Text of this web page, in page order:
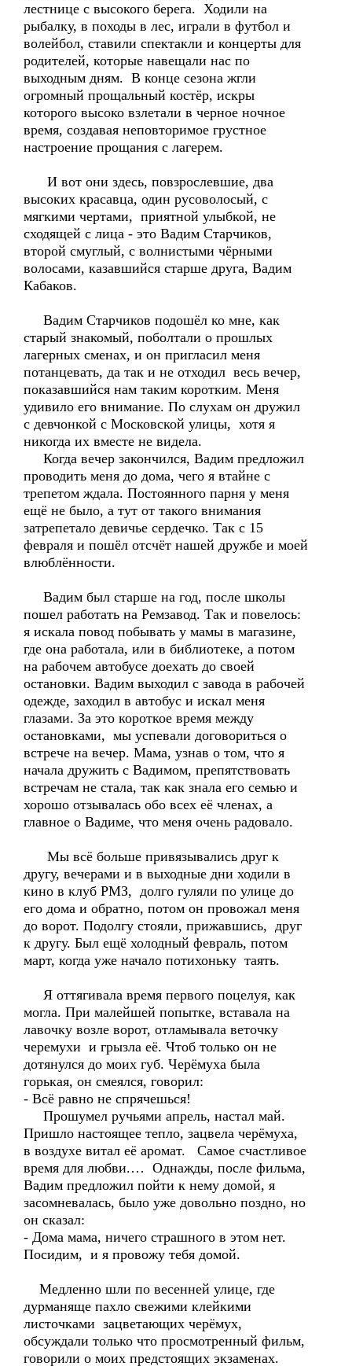
лестнице с высокого берега. Ходили на
рыбалку, в походы в лес, играли в футбол и
волейбол, ставили спектакли и концерты для
родителей, которые навещали нас по
выходным дням. В конце сезона жгли
огромный прощальный костёр, искры
которого высоко взлетали в черное ночное
время, создавая неповторимое грустное
настроение прощания с лагерем.
И вот они здесь, повзрослевшие, два
высоких красавца, один русоволосый, с
мягкими чертами, приятной улыбкой, не
сходящей с лица - это Вадим Старчиков,
второй смуглый, с волнистыми чёрными
волосами, казавшийся старше друга, Вадим
Кабаков.
Вадим Старчиков подошёл ко мне, как
старый знакомый, поболтали о прошлых
лагерных сменах, и он пригласил меня
потанцевать, да так и не отходил весь вечер,
показавшийся нам таким коротким. Меня
удивило его внимание. По слухам он дружил
с девчонкой с Московской улицы, хотя я
никогда их вместе не видела.
Когда вечер закончился, Вадим предложил
проводить меня до дома, чего я втайне с
трепетом ждала. Постоянного парня у меня
ещё не было, а тут от такого внимания
затрепетало девичье сердечко. Так с 15
февраля и пошёл отсчёт нашей дружбе и моей
влюблённости.
Вадим был старше на год, после школы
пошел работать на Ремзавод. Так и повелось:
я искала повод побывать у мамы в магазине,
где она работала, или в библиотеке, а потом
на рабочем автобусе доехать до своей
остановки. Вадим выходил с завода в рабочей
одежде, заходил в автобус и искал меня
глазами. За это короткое время между
остановками, мы успевали договориться о
встрече на вечер. Мама, узнав о том, что я
начала дружить с Вадимом, препятствовать
встречам не стала, так как знала его семью и
хорошо отзывалась обо всех её членах, а
главное о Вадиме, что меня очень радовало.
Мы всё больше привязывались друг к
другу, вечерами и в выходные дни ходили в
кино в клуб РМЗ, долго гуляли по улице до
его дома и обратно, потом он провожал меня
до ворот. Подолгу стояли, прижавшись, друг
к другу. Был ещё холодный февраль, потом
март, когда уже начало потихоньку таять.
Я оттягивала время первого поцелуя, как
могла. При малейшей попытке, вставала на
лавочку возле ворот, отламывала веточку
черемухи и грызла её. Чтоб только он не
дотянулся до моих губ. Черёмуха была
горькая, он смеялся, говорил:
- Всё равно не спрячешься!
Прошумел ручьями апрель, настал май.
Пришло настоящее тепло, зацвела черёмуха,
в воздухе витал её аромат. Самое счастливое
время для любви.… Однажды, после фильма,
Вадим предложил пойти к нему домой, я
засомневалась, было уже довольно поздно, но
он сказал:
- Дома мама, ничего страшного в этом нет.
Посидим, и я провожу тебя домой.
Медленно шли по весенней улице, где
дурманяще пахло свежими клейкими
листочками зацветающих черёмух,
обсуждали только что просмотренный фильм,
говорили о моих предстоящих экзаменах.